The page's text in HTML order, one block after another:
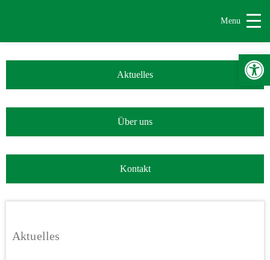
Menu
Aktuelles
Über uns
Kontakt
Aktuelles